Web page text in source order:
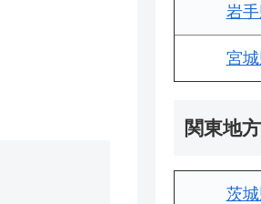
岩
宮
関東地方
茨